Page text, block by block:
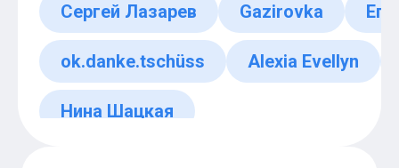
Сергей Лазарев Gazirovka
ok.danke.tschüss Alexia Evellyn
Нина Шацкая